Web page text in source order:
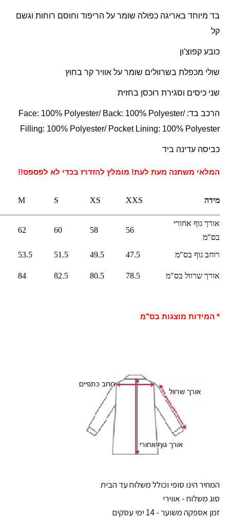
בד מיוחד באריגה כפולה שומר על הריפוד וחוסם רוחות וגשם
קל
כובע קפוצ'ון
שולי מכפלת בשרוולים שומר על אוויר קר בחוץ
שני כיסים וסגירת רוכסן בחזית
הרכב בד:Face: 100% Polyester/ Back: 100% Polyester/
Filling: 100% Polyester/ Pocket Lining: 100% Polyester
כביסה עדינה ביד
המלאי משתנה מעת לעת! מומלץ להזדרז בכדי לא לפספס!!
מידה XXS
XS
S
M
אורך גוף אחורי
בס"מ
56
58
60
62
רוחב גוף בס"מ 47.5
49.5
51.5
53.5
אורך שרוול בס"מ 78.5
80.5
82.5
84
* המידות מוצגות בס"מ
המחיר הינו סופי וכולל משלוח עד הבית
סוג משלוח - אווירי
זמן אספקה משוער - 14 ימי עסקים